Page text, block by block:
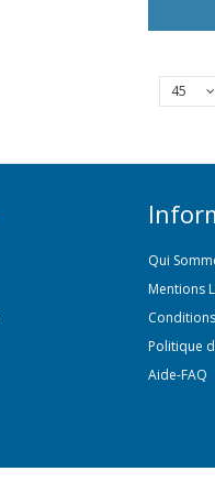
45
Qui
Mentions
Politique
Aide-FAQ